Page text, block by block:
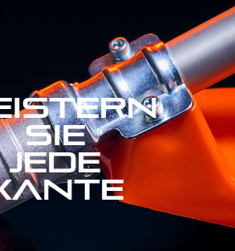
SIE
JEDE